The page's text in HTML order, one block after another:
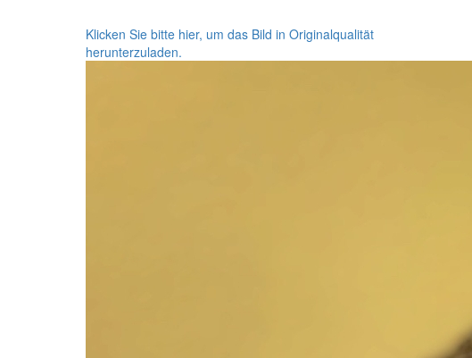
Klicken Sie bitte hier, um das Bild in Originalqualität
herunterzuladen.